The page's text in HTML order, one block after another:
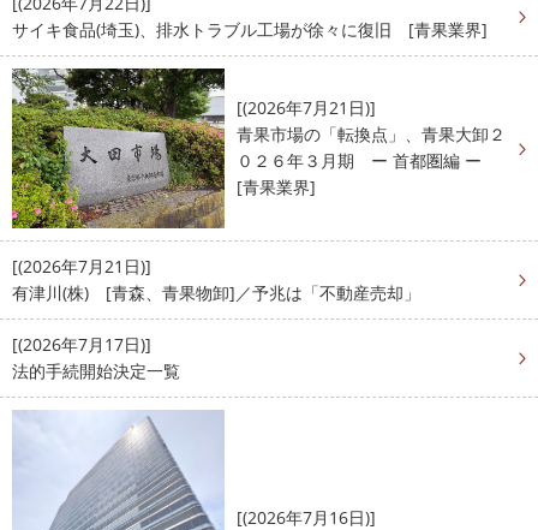
サイキ食品(埼玉)、排水トラブル工場が徐々に復旧 [青果業界]
[(2026年7月21日)]
青果市場の「転換点」、青果大卸２
０２６年３月期 ー 首都圏編 ー
[青果業界]
[(2026年7月21日)]
有津川(株) [青森、青果物卸]／予兆は「不動産売却」
[(2026年7月17日)]
法的手続開始決定一覧
[(2026年7月16日)]